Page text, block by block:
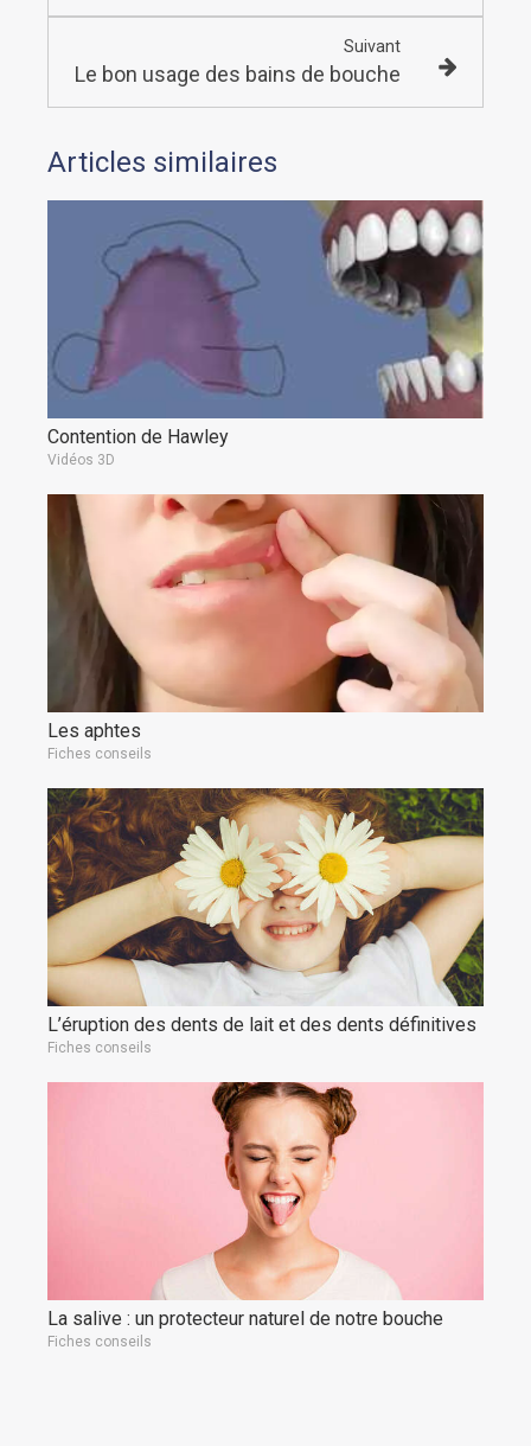
Suivant
Le bon usage des bains de bouche
Articles similaires
Contention de Hawley
Vidéos 3D
Les aphtes
Fiches conseils
L’éruption des dents de lait et des dents définitives
Fiches conseils
La salive : un protecteur naturel de notre bouche
Fiches conseils